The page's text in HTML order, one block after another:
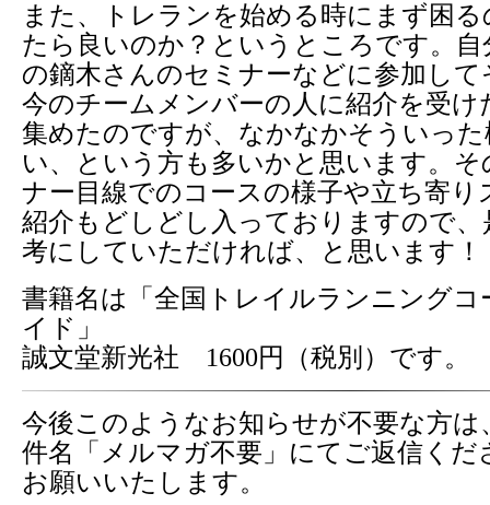
また、トレランを始める時にまず困
たら良いのか？というところです。自
の鏑木さんのセミナーなどに参加し
今のチームメンバーの人に紹介を受け
集めたのですが、なかなかそういっ
い、という方も多いかと思います。そ
ナー目線でのコースの様子や立ち寄り
紹介もどしどし入っておりますので、
考にしていただければ、と思います！
書籍名は「全国トレイルランニングコ
イド」
誠文堂新光社 1600円（税別）です。
今後このようなお知らせが不要な方は
件名「メルマガ不要」にてご返信くだ
お願いいたします。